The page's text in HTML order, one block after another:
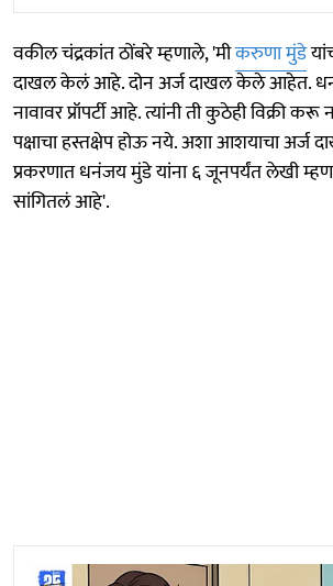
वकील चंद्रकांत ठोंबरे म्हणाले, 'मीकरुणा मुंडे
दाखल केलं आहे. दोन अर्ज दाखल केले आहेत.
नावावर प्रॉपर्टी आहे. त्यांनी ती कुठेही विक्री करू
पक्षाचा हस्तक्षेप होऊ नये. अशा आशयाचा अर्ज
प्रकरणात धनंजय मुंडे यांना ६ जूनपर्यंत लेखी
सांगितलं आहे'.